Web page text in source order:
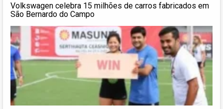
Volkswagen celebra 15 milhões de carros fabricados em
São Bernardo do Campo